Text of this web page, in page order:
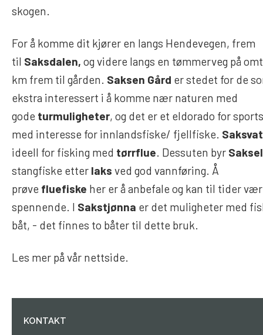
skogen.
For å komme dit kjører en langs Hendevegen, frem
til Saksdalen, og videre langs en tømmerveg på
km frem til gården. Saksen Gård er stedet for de
ekstra interessert i å komme nær naturen med
gode turmuligheter, og det er et eldorado for
med interesse for innlandsfiske/ fjellfiske.
ideell for fisking med tørrflue. Dessuten byr
stangfiske etter laks ved god vannføring. Å
prøve fluefiske her er å anbefale og kan til tider
spennende. I Sakstjønna er det muligheter med
båt, - det finnes to båter til dette bruk.
Les mer på vår nettside.
KONTAKT